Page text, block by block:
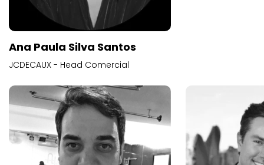
Ana Paula Silva Santos
JCDECAUX - Head Comercial